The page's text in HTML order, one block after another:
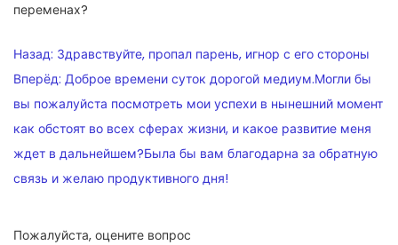
переменах?
НАВИГАЦИЯ
ПО
ЗАПИСЯМ
Назад: Здравствуйте, пропал парень, игнор с его стороны
Вперёд: Доброе времени суток дорогой медиум.Могли бы
вы пожалуйста посмотреть мои успехи в нынешний момент
как обстоят во всех сферах жизни, и какое развитие меня
ждет в дальнейшем?Была бы вам благодарна за обратную
связь и желаю продуктивного дня!
Пожалуйста, оцените вопрос